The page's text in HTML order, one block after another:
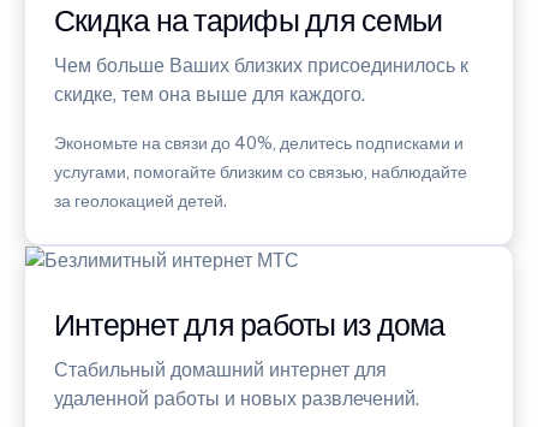
Скидка на тарифы для семьи
Чем больше Ваших близких присоединилось к
скидке, тем она выше для каждого.
Экономьте на связи до 40%, делитесь подписками и
услугами, помогайте близким со связью, наблюдайте
за геолокацией детей.
Интернет для работы из дома
Стабильный домашний интернет для
удаленной работы и новых развлечений.